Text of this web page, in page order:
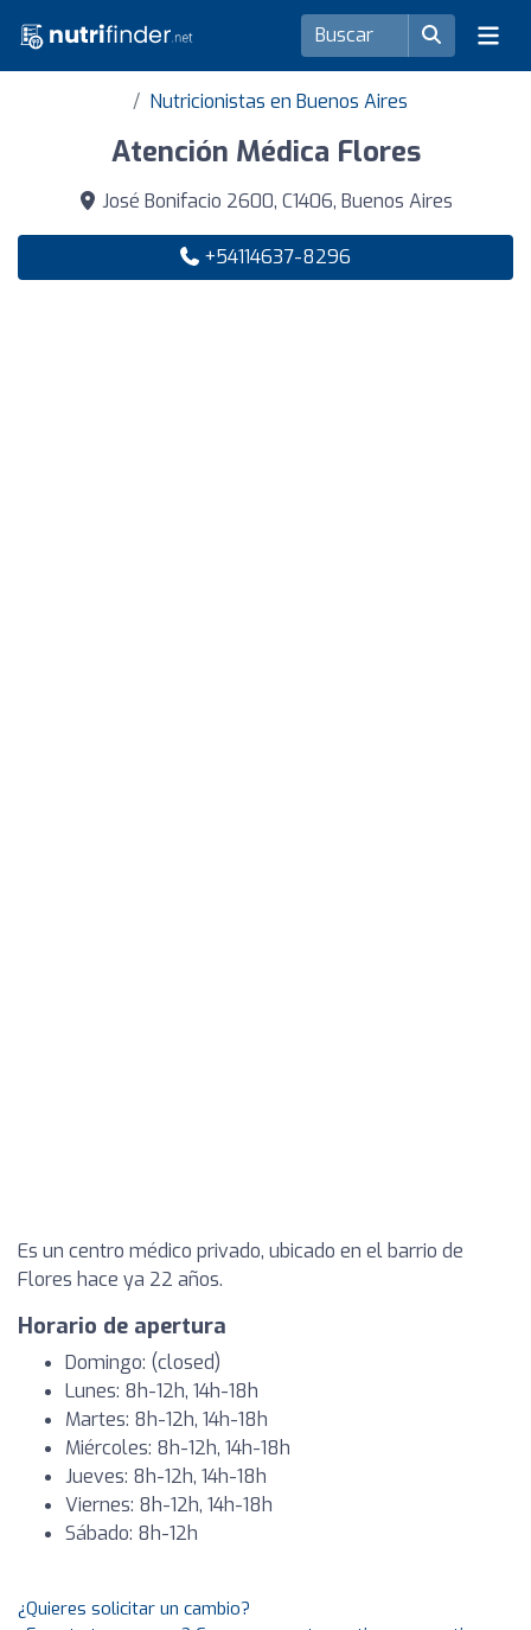
Nutricionistas en Buenos Aires
Atención Médica Flores
José Bonifacio 2600, C1406, Buenos Aires
+54114637-8296
Es un centro médico privado, ubicado en el barrio de
Flores hace ya 22 años.
Horario de apertura
Domingo: (closed)
Lunes: 8h-12h, 14h-18h
Martes: 8h-12h, 14h-18h
Miércoles: 8h-12h, 14h-18h
Jueves: 8h-12h, 14h-18h
Viernes: 8h-12h, 14h-18h
Sábado: 8h-12h
¿Quieres solicitar un cambio?